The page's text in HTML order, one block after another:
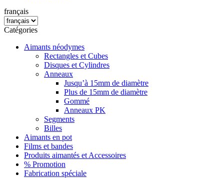
français
Catégories
Aimants néodymes
Rectangles et Cubes
Disques et Cylindres
Anneaux
Jusqu’à 15mm de diamètre
Plus de 15mm de diamètre
Gommé
Anneaux PK
Segments
Billes
Aimants en pot
Films et bandes
Produits aimantés et Accessoires
% Promotion
Fabrication spéciale